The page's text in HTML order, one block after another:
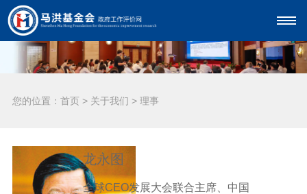
您的位置： 首页> 关于我们 > 理事
龙永图
全球CEO发展大会联合主席、中国